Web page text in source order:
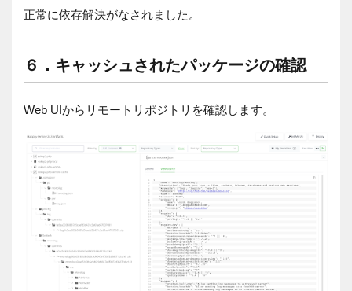
正常に依存解決がなされました。
６．キャッシュされたパッケージの確認
Web UIからリモートリポジトリを確認します。